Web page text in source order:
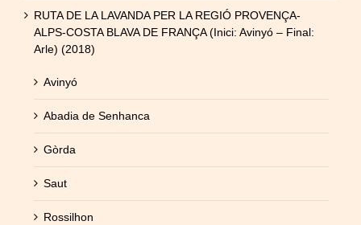
RUTA DE LA LAVANDA PER LA REGIÓ PROVENÇA-
ALPS-COSTA BLAVA DE FRANÇA (Inici: Avinyó – Final:
Arle) (2018)
Avinyó
Abadia de Senhanca
Gòrda
Saut
Rossilhon